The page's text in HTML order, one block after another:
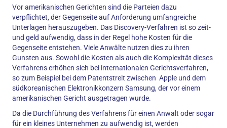
Vor amerikanischen Gerichten sind die Parteien dazu
verpflichtet, der Gegenseite auf Anforderung umfangreiche
Unterlagen herauszugeben. Das Discovery-Verfahren ist so zeit-
und geld aufwendig, dass in der Regel hohe Kosten für die
Gegenseite entstehen. Viele Anwälte nutzen dies zu ihren
Gunsten aus. Sowohl die Kosten als auch die Komplexität dieses
Verfahrens erhöhen sich bei internationalen Gerichtsverfahren,
so zum Beispiel bei dem Patentstreit zwischen Apple und dem
südkoreanischen Elektronikkonzern Samsung, der vor einem
amerikanischen Gericht ausgetragen wurde.
Da die Durchführung des Verfahrens für einen Anwalt oder sogar
für ein kleines Unternehmen zu aufwendig ist, werden